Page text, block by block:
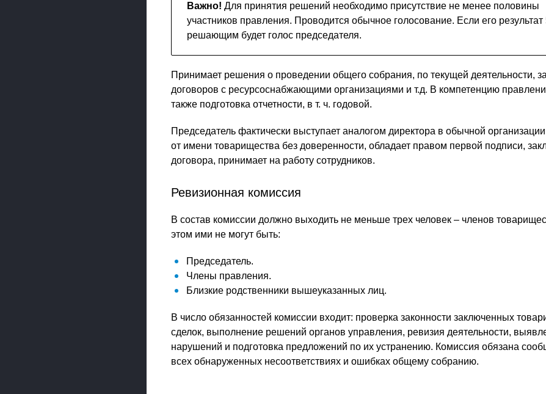
Важно! Для принятия решений необходимо присутствие не менее половины
участников правления. Проводится обычное голосование. Если его результат
решающим будет голос председателя.
Принимает решения о проведении общего собрания, по текущей деятельности,
договоров с ресурсоснабжающими организациями и т.д. В компетенцию
также подготовка отчетности, в т. ч. годовой.
Председатель фактически выступает аналогом директора в обычной
от имени товарищества без доверенности, обладает правом первой подписи,
договора, принимает на работу сотрудников.
Ревизионная комиссия
В состав комиссии должно выходить не меньше трех человек – членов
этом ими не могут быть:
Председатель.
Члены правления.
Близкие родственники вышеуказанных лиц.
В число обязанностей комиссии входит: проверка законности заключенных
сделок, выполнение решений органов управления, ревизия деятельности,
нарушений и подготовка предложений по их устранению. Комиссия обязана
всех обнаруженных несоответствиях и ошибках общему собранию.